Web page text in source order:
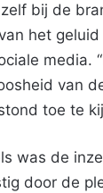
bij de
het geluid
media.
van
toe te
was de
door de